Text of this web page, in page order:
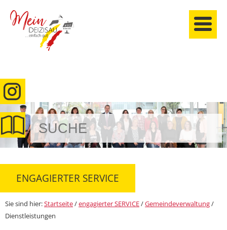
anmelden
ENGAGIERTER SERVICE
Sie sind hier:Startseite/engagierter SERVICE/Gemeindeverwaltung/
Dienstleistungen